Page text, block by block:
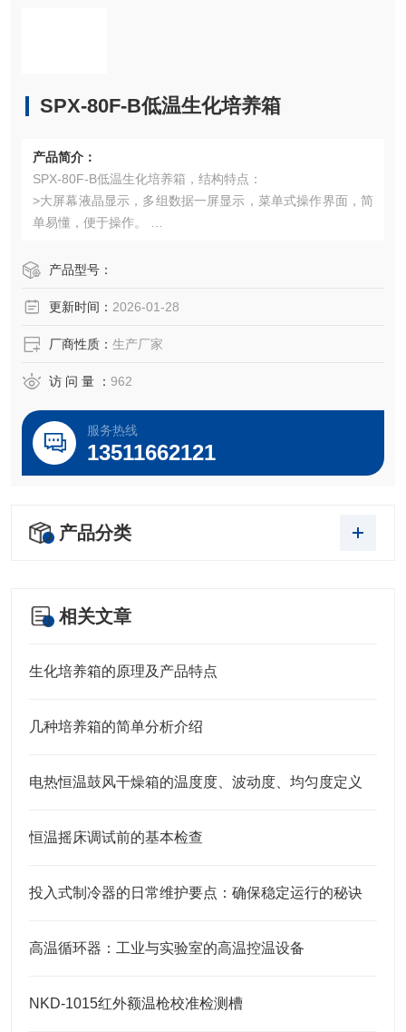
SPX-80F-B低温生化培养箱
产品简介：
SPX-80F-B低温生化培养箱，结构特点：
>大屏幕液晶显示，多组数据一屏显示，菜单式操作界面，简
单易懂，便于操作。
>工作室采用镜面不锈钢板制成，搁板可随意调节高度和自由
>外箱表面喷塑处理，整机造型美观大方合理，使用维修方
>培养箱门为复门设计，内门为钢化玻璃，可直接观察工作室
内培养物情况，
产品型号：
更新时间： 2026-01-28
厂商性质： 生产厂家
访 问 量 ： 962
服务热线
13511662121
产品分类
相关文章
生化培养箱的原理及产品特点
几种培养箱的简单分析介绍
电热恒温鼓风干燥箱的温度度、波动度、均匀度定义
恒温摇床调试前的基本检查
投入式制冷器的日常维护要点：确保稳定运行的秘诀
高温循环器：工业与实验室的高温控温设备​
NKD-1015红外额温枪校准检测槽